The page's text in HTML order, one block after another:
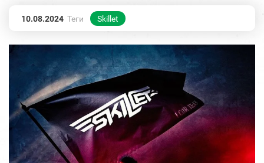
10.08.2024 Теги Skillet